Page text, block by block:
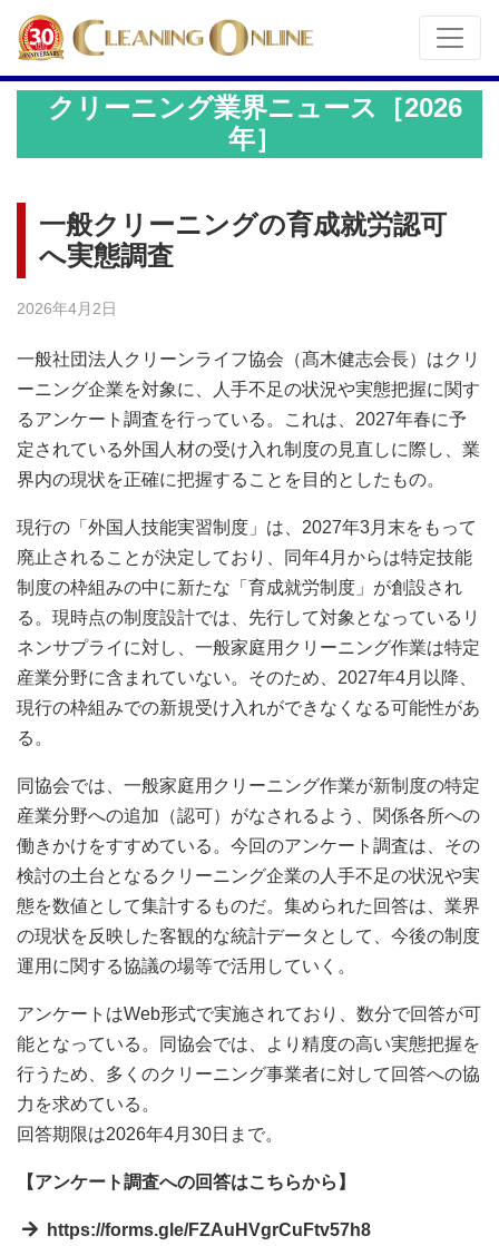
クリーニング業界ニュース［2026
年］
一般クリーニングの育成就労認可
へ実態調査
2026年4月2日
一般社団法人クリーンライフ協会（髙木健志会長）はクリ
ーニング企業を対象に、人手不足の状況や実態把握に関す
るアンケート調査を行っている。これは、2027年春に予
定されている外国人材の受け入れ制度の見直しに際し、業
界内の現状を正確に把握することを目的としたもの。
現行の「外国人技能実習制度」は、2027年3月末をもって
廃止されることが決定しており、同年4月からは特定技能
制度の枠組みの中に新たな「育成就労制度」が創設され
る。現時点の制度設計では、先行して対象となっているリ
ネンサプライに対し、一般家庭用クリーニング作業は特定
産業分野に含まれていない。そのため、2027年4月以降、
現行の枠組みでの新規受け入れができなくなる可能性があ
る。
同協会では、一般家庭用クリーニング作業が新制度の特定
産業分野への追加（認可）がなされるよう、関係各所への
働きかけをすすめている。今回のアンケート調査は、その
検討の土台となるクリーニング企業の人手不足の状況や実
態を数値として集計するものだ。集められた回答は、業界
の現状を反映した客観的な統計データとして、今後の制度
運用に関する協議の場等で活用していく。
アンケートはWeb形式で実施されており、数分で回答が可
能となっている。同協会では、より精度の高い実態把握を
行うため、多くのクリーニング事業者に対して回答への協
力を求めている。
回答期限は2026年4月30日まで。
【アンケート調査への回答はこちらから】
https://forms.gle/FZAuHVgrCuFtv57h8